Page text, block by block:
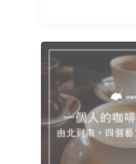
隧
道！
四
個
懷
舊
景
點